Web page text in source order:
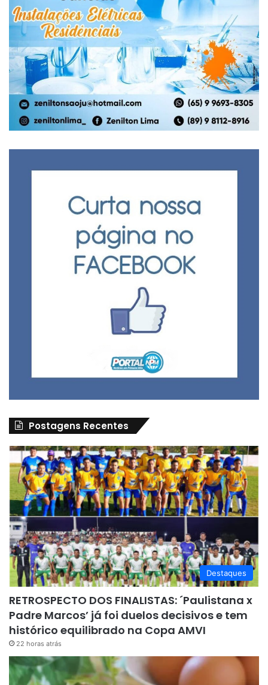
Postagens Recentes
Destaques
RETROSPECTO DOS FINALISTAS: ´Paulistana x
Padre Marcos’ já foi duelos decisivos e tem
histórico equilibrado na Copa AMVI
22 horas atrás